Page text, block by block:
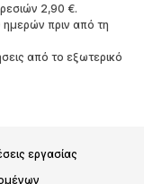
2,90 €.
ημερών πριν από τη
από το εξωτερικό
εργασίας